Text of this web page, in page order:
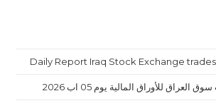
Daily Report Iraq Stock Exchange
العراق للأوراق المالية يوم 05 اب 2026